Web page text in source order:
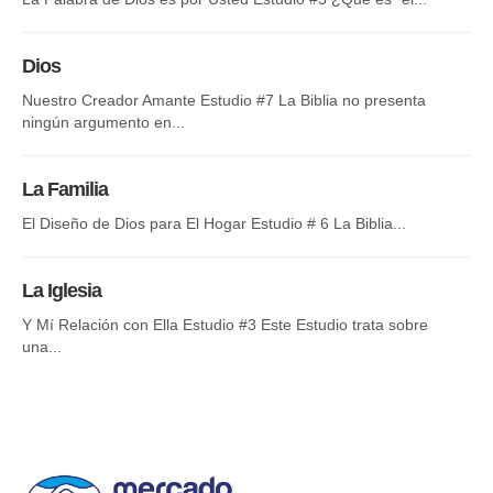
Dios
Nuestro Creador Amante Estudio #7 La Biblia no presenta
ningún argumento en...
La Familia
El Diseño de Dios para El Hogar Estudio # 6 La Biblia...
La Iglesia
Y Mí Relación con Ella Estudio #3 Este Estudio trata sobre
una...